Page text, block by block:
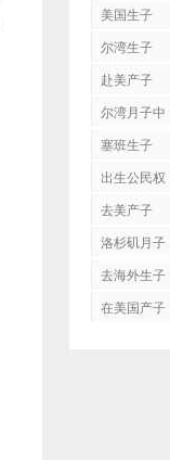
美国生子
尔湾生子
赴美产子
尔湾月子中
塞班生子
出生公民权
去美产子
洛杉矶月子
去海外生子
在美国产子